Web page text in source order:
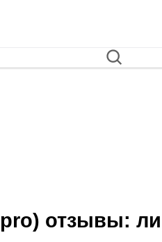
отзывы: